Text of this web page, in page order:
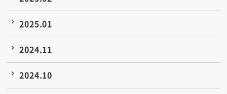
2025.01
2024.11
2024.10